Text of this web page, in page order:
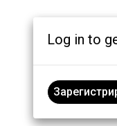
Log in to